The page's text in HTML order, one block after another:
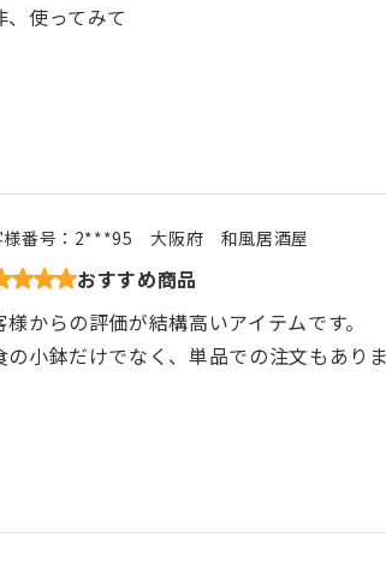
、使ってみて
番号： 2***95 大阪府 和風居酒屋
おすすめ商品
様からの評価が結構高いアイテムです。
の小鉢だけでなく、単品での注文もあり